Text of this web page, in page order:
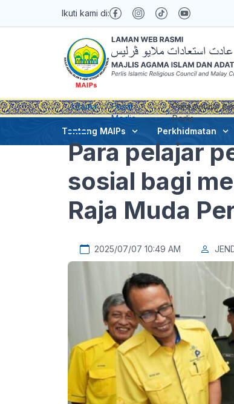
Ikuti kami di:
Tentang MAIPs Perkhidmatan
Utama
Pusat
Media
Para pelajar
Perlis
Para pelajar
sosial bagi
Raja Muda
2025/07/07 10:49 AM